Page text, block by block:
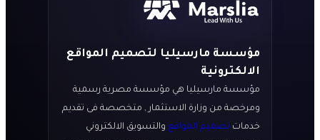
مؤسسة مارسيليا لتصميم المواقع
الالكترونية
مؤسسة مارسيليا هي مؤسسة مصرية رسمية
ومرخصة من وزارة الاستثمار , متخصصة فى تقديم
خدمات تصميم المواقع والتسويق الالكتروني